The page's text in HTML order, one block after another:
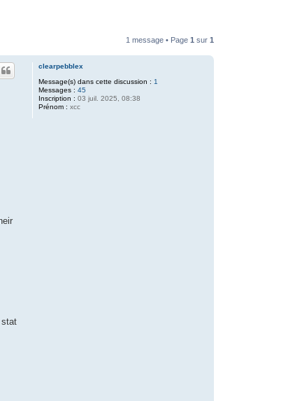
1 message • Page 1 sur 1
clearpebblex
Message(s) dans cette discussion : 1
Messages : 45
Inscription : 03 juil. 2025, 08:38
Prénom : xcc
stat